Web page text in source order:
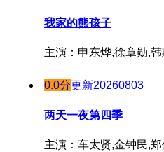
我家的熊孩子
主演：申东烨,徐章勋,
0.0分更新20260803
两天一夜第四季
主演：车太贤,金钟民,